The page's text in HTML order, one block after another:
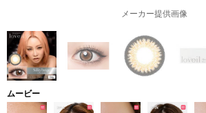
メーカー提供画像
ムービー